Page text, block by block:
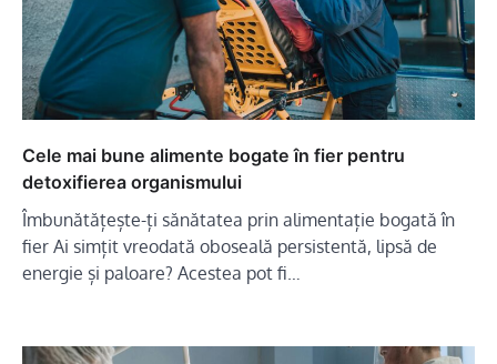
Cele mai bune alimente bogate în fier pentru
detoxifierea organismului
Îmbunătățește-ți sănătatea prin alimentație bogată în
fier Ai simțit vreodată oboseală persistentă, lipsă de
energie și paloare? Acestea pot fi…